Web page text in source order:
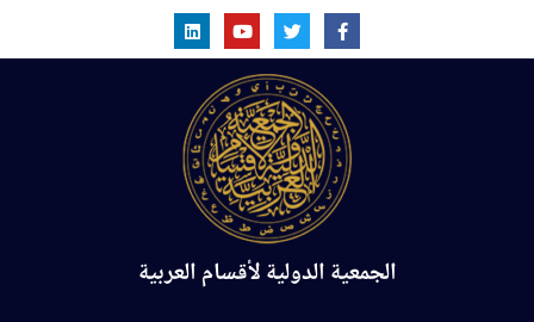
الجمعية الدولية لأقسام العربية